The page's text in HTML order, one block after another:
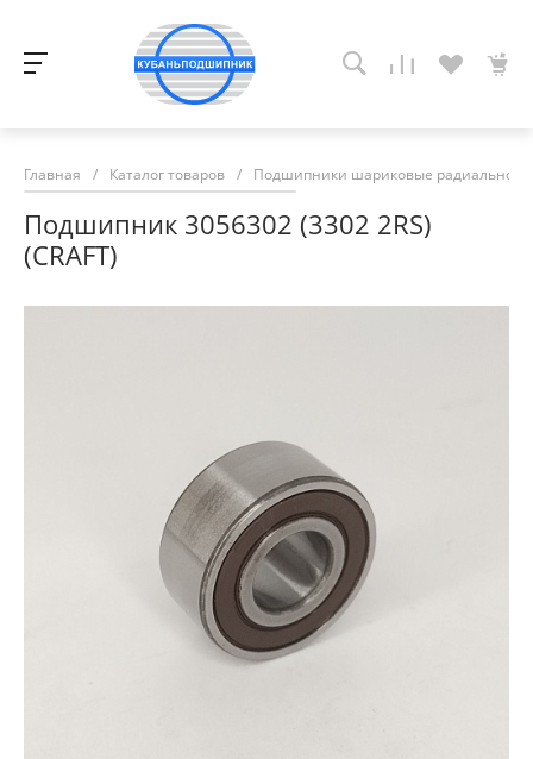
Главная / Каталог товаров / Подшипники шариковые радиально-
Подшипник 3056302 (3302 2RS)
(CRAFT)